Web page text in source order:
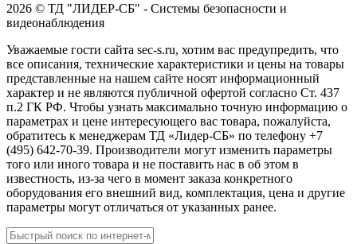
2026 © ТД "ЛИДЕР-СБ" - Системы безопасности и
видеонаблюдения
Уважаемые гости сайта sec-s.ru, хотим вас предупредить, что
все описания, технические характеристики и цены на товары
представленные на нашем сайте носят информационный
характер и не являются публичной офертой согласно Ст. 437
п.2 ГК РФ. Чтобы узнать максимально точную информацию о
параметрах и цене интересующего вас товара, пожалуйста,
обратитесь к менеджерам ТД «Лидер-СБ» по телефону +7
(495) 642-70-39. Производители могут изменить параметры
того или иного товара и не поставить нас в об этом в
известность, из-за чего в момент заказа конкретного
оборудования его внешний вид, комплектация, цена и другие
параметры могут отличаться от указанных ранее.